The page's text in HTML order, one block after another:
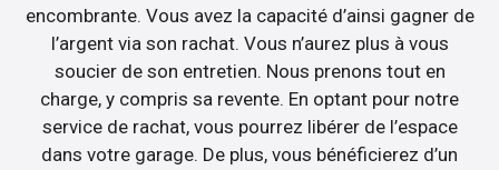
encombrante. Vous avez la capacité d’ainsi gagner de
l’argent via son rachat. Vous n’aurez plus à vous
soucier de son entretien. Nous prenons tout en
charge, y compris sa revente. En optant pour notre
service de rachat, vous pourrez libérer de l’espace
dans votre garage. De plus, vous bénéficierez d’un